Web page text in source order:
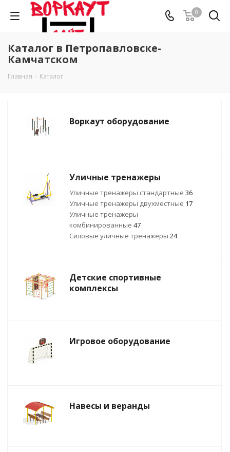
0
Каталог в Петропавловске-
Камчатском
Главная - Каталог
Воркаут оборудование
Уличные тренажеры
Уличные тренажеры стандартные 36
Уличные тренажеры двухместные 17
Уличные тренажеры
комбинированные 47
Силовые уличные тренажеры 24
Детские спортивные
комплексы
Игровое оборудование
Навесы и веранды